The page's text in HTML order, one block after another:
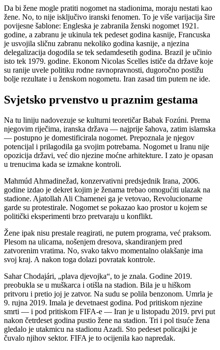
Da bi žene mogle pratiti nogomet na stadionima, moraju nestati kao
žene. No, to nije isključivo iranski fenomen. To je više varijacija šire
povijesne šablone: Engleska je zabranila ženski nogomet 1921.
godine, a zabranu je ukinula tek pedeset godina kasnije, Francuska
je usvojila sličnu zabranu nekoliko godina kasnije, a njezina
delegalizacija dogodila se tek sedamdesetih godina. Brazil je učinio
isto tek 1979. godine. Ekonom Nicolas Scelles ističe da države koje
su ranije uvele politiku rodne ravnopravnosti, dugoročno postižu
bolje rezultate i u ženskom nogometu. Iran zasad tim putem ne ide.
Svjetsko prvenstvo u praznim gestama
Na tu liniju nadovezuje se kulturni teoretičar Babak Fozúni. Prema
njegovim riječima, iranska država — najprije šahova, zatim islamska
— postupno je domestificirala nogomet. Prepoznala je njegov
potencijal i prilagodila ga svojim potrebama. Nogomet u Iranu nije
opozicija državi, već dio njezine moćne arhitekture. I zato je opasan
u trenucima kada se izmakne kontroli.
Mahmúd Ahmadinežad, konzervativni predsjednik Irana, 2006.
godine izdao je dekret kojim je ženama trebao omogućiti ulazak na
stadione. Ajatollah Ali Chamenei ga je vetovao, Revolucionarne
garde su protestirale. Nogomet se pokazao kao prostor u kojem se
politički eksperimenti brzo pretvaraju u konflikt.
Žene ipak nisu prestale reagirati, ne putem programa, već praksom.
Plesom na ulicama, nošenjem dresova, skandiranjem pred
zatvorenim vratima. No, svako takvo momentalno olakšanje ima
svoj kraj. A nakon toga dolazi povratak kontrole.
Sahar Chodajári, „plava djevojka“, to je znala. Godine 2019.
preobukla se u muškarca i otišla na stadion. Bila je u hiškom
pritvoru i pretio joj je zatvor. Na sudu se polila benzonom. Umrla je
9. rujna 2019. Imala je devetnaest godina. Pod pritiskom njezine
smrti — i pod pritiskom FIFA-e — Iran je u listopadu 2019. prvi put
nakon četrdeset godina pustio žene na stadion. Tri i pol tisuće žena
gledalo je utakmicu na stadionu Azadi. Sto pedeset policajki je
čuvalo njihov sektor. FIFA je to ocijenila kao napredak.